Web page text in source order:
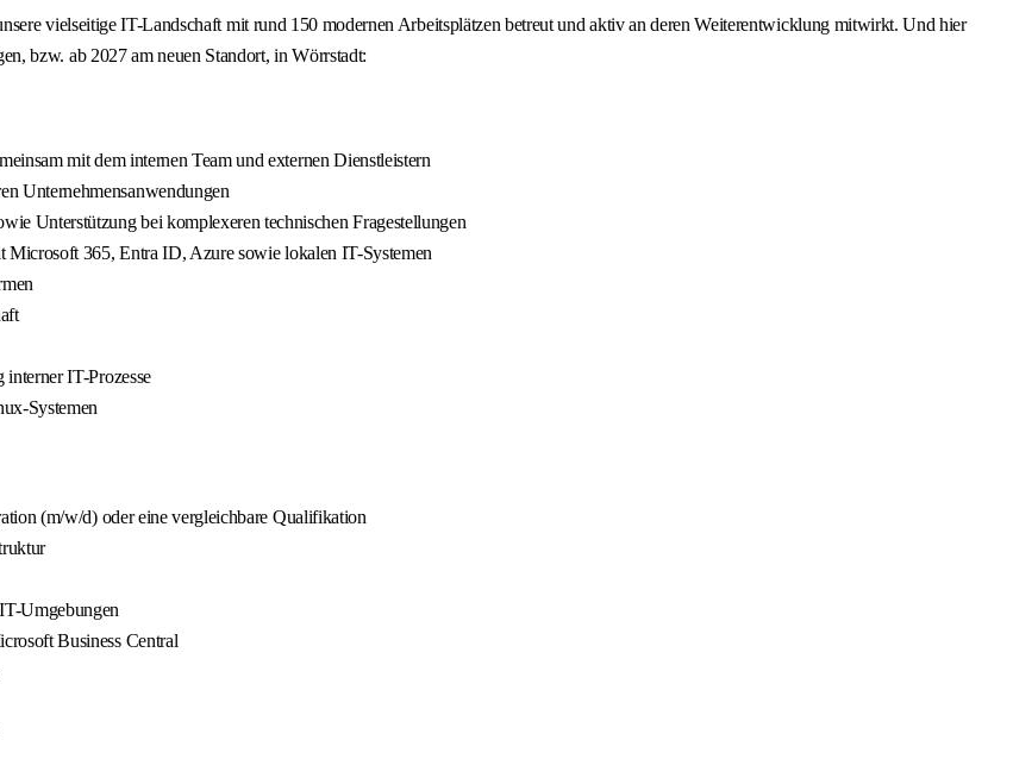
vielseitige IT-Landschaft mit rund 150 modernen Arbeitsplätzen betreut und aktiv an deren Weiterentwicklung mitwirkt. Und hier
bzw. ab 2027 am neuen Standort, in Wörrstadt:
mit dem internen Team und externen Dienstleistern
Unternehmensanwendungen
Unterstützung bei komplexeren technischen Fragestellungen
365, Entra ID, Azure sowie lokalen IT-Systemen
IT-Prozesse
Systemen
(m/w/d) oder eine vergleichbare Qualifikation
Umgebungen
Business Central